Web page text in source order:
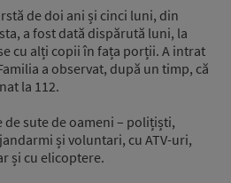
de doi ani și cinci luni, din
a fost dată dispărută luni, la
cu alți copii în fața porții. A intrat
a observat, după un timp, că
la 112.
de sute de oameni – polițiști,
și voluntari, cu ATV-uri,
și cu elicoptere.